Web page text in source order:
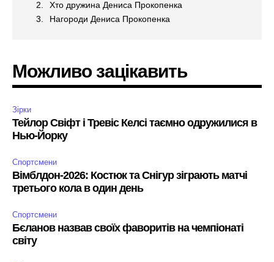
Хто дружина Дениса Прокопенка
Нагороди Дениса Прокопенка
Можливо зацікавить
Зірки
Тейлор Свіфт і Тревіс Келсі таємно одружилися в
Нью-Йорку
Спортсмени
Вімблдон-2026: Костюк та Снігур зіграють матчі
третього кола в один день
Спортсмени
Бєланов назвав своїх фаворитів на чемпіонаті
світу